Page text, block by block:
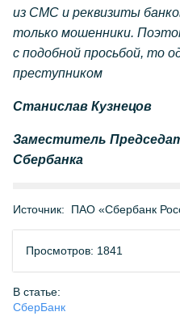
из СМС и реквизиты
только мошенники.
с подобной просьбой, то
преступником
Станислав Кузнецов
Заместитель
Сбербанка
Источник: ПАО «Сбербанк
Просмотров: 1841
В статье:
СберБанк